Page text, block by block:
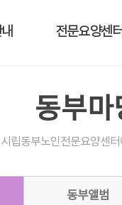
전문요양센터
동부마
립동부노인전문요양센
동부앨범